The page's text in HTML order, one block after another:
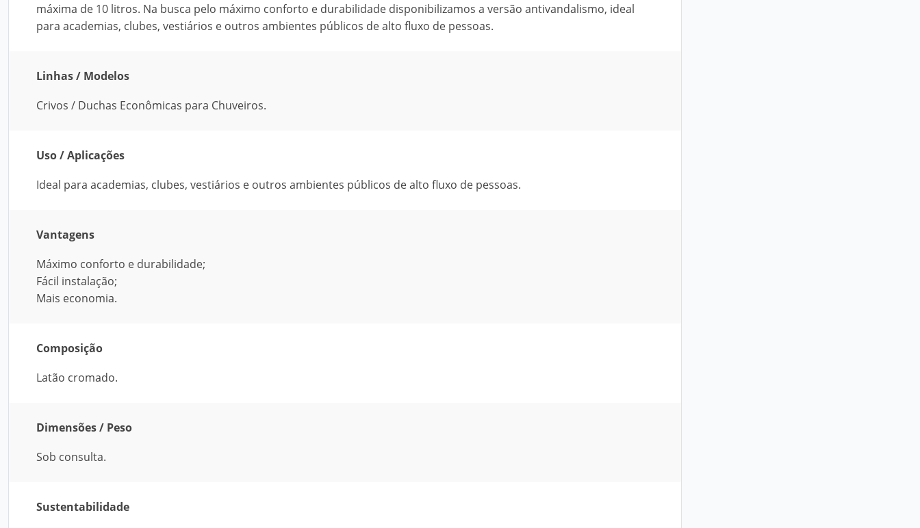
máxima de 10 litros. Na busca pelo máximo conforto e durabilidade disponibilizamos a versão antivandalismo, ideal
para academias, clubes, vestiários e outros ambientes públicos de alto fluxo de pessoas.
Linhas / Modelos
Crivos / Duchas Econômicas para Chuveiros.
Uso / Aplicações
Ideal para academias, clubes, vestiários e outros ambientes públicos de alto fluxo de pessoas.
Vantagens
Máximo conforto e durabilidade;
Fácil instalação;
Mais economia.
Composição
Latão cromado.
Dimensões / Peso
Sob consulta.
Sustentabilidade